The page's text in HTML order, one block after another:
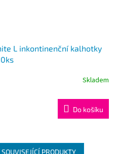
L inkontinenční kalhotky
Skladem
Do košíku
PRODUKTY